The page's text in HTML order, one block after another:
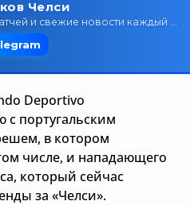
Deportivo
с португальским
в котором
числе, и нападающего
который сейчас
за «Челси».